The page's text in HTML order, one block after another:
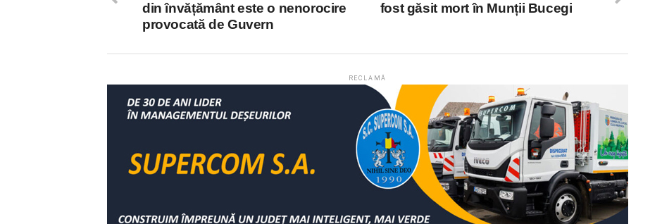
fost găsit mort în Munții Bucegi
din învățământ este o nenorocire
provocată de Guvern
RECLAMĂ